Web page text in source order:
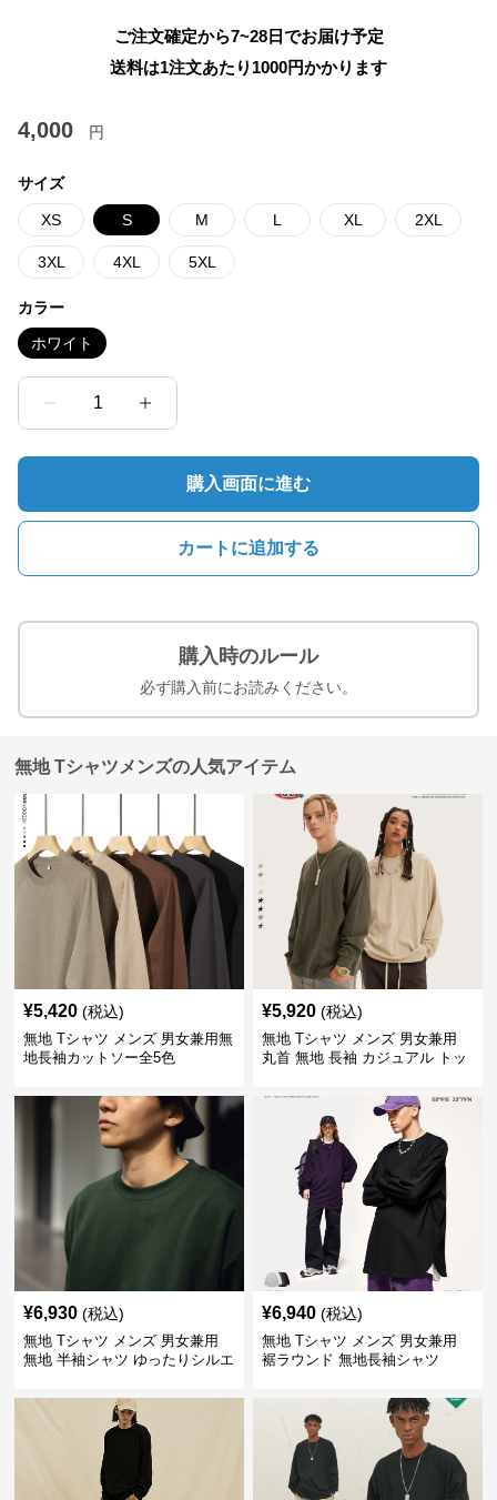
ご注文確定から7~28日でお届け予定
送料は1注文あたり 1000円かかります
4,000 円
サイズ
XS S M L XL 2XL
3XL 4XL 5XL
カラー
ホワイト
1
購入画面に進む
カートに追加する
購入時のルール
必ず購入前にお読みください。
無地 Tシャツメンズの人気アイテム
¥5,420 (税込)
無地 Tシャツ メンズ 男女兼用無
地長袖カットソー全5色
¥5,920 (税込)
無地 Tシャツ メンズ 男女兼用
丸首 無地 長袖 カジュアル トッ
¥6,930 (税込)
無地 Tシャツ メンズ 男女兼用
無地 半袖シャツ ゆったりシルエ
¥6,940 (税込)
無地 Tシャツ メンズ 男女兼用
裾ラウンド 無地長袖シャツ